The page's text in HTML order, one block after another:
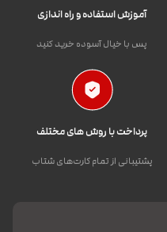
آموزش استفاده و راه اندازی
پس با خیال آسوده خرید کنید
پرداخت با روش های مختلف
پشتیبانی از تمام کارت‌های شتاب